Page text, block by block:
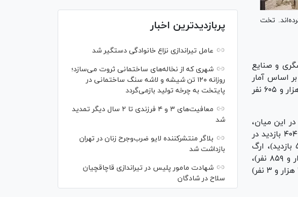
کرده‌اند. تخت
و صنایع
بر اساس آمار
رسمی، از ۲۹ اسفند ۱۴۰۳ تا ۷ فروردین ۱۴۰۴، مجموع بازدید‌ها از این اماکن به ۲ میلیون و ۵۵۶ هزار و ۶۰۵ نفر
در این میان،
تخت جمشید با ۴۶ هزار و ۳۲۵ بازدیدکننده، حافظیه با ۳۲ هزار و ۶۰۵ نفر و سعدیه با ۲۲ هزار و ۴۰۴ بازدید در
صدر فهرست پربازدیدترین اماکن این روز قرار گرفته‌اند. پس از آنها، پاسارگاد (۱۴ هزار و ۵۷۴ بازدید)، ارگ
کریمخان (۱۳ هزار و ۵۶۵ نفر)، مجموعه سعدآباد (۱۳ هزار و ۱۲۴ بازدید)، قلعه فلک‌الافلاک (۱۲ هزار و ۸۵۹ نفر)،
سازه‌های آبی شوشتر (۱۲ هزار و ۵۵۹ بازدید)، باغ فین (۱۱ هزار و ۲۵۲ نفر) و باغ موزه چهل‌ستون (۱۱ هزار و ۳ نفر)
پربازدیدترین اخبار
عامل تیراندازی نزاع خانوادگی دستگیر شد
شهری که از نخاله‌های ساختمانی ثروت می‌سازد؛
روزانه ۱۲۰ تن شیشه و لاشه سنگ ساختمانی در
پایتخت به چرخه تولید بازمی‌گردد
معافیت‌های ۳ و ۴ فرزندی تا ۲ سال دیگر تمدید
شد
بلاگر منتشرکننده لایو ضرب‌وجرح زنان در تهران
بازداشت شد
شهادت مامور پلیس در تیراندازی قاچاقچیان
سلاح در شادگان